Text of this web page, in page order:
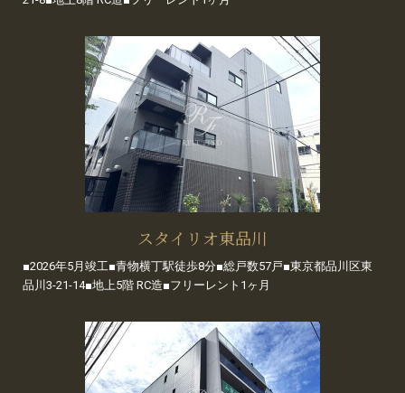
スタイリオ東品川
■2026年5月竣工■青物横丁駅徒歩8分■総戸数57戸■東京都品川区東
品川3-21-14■地上5階 RC造■フリーレント1ヶ月